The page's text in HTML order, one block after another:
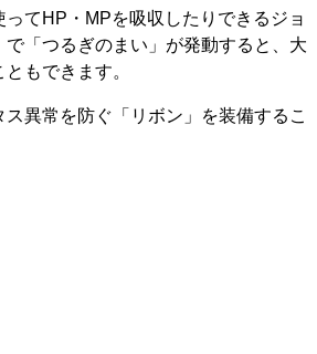
てHP・MPを吸収したりできるジョ
「つるぎのまい」が発動すると、大
もできます。
異常を防ぐ「リボン」を装備するこ